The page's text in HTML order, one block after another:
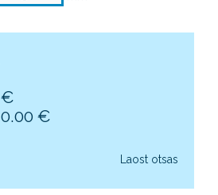
€
0.00 €
Laost otsas